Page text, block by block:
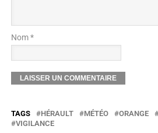
Nom *
TAGS HÉRAULT MÉTÉO ORANGE
VIGILANCE